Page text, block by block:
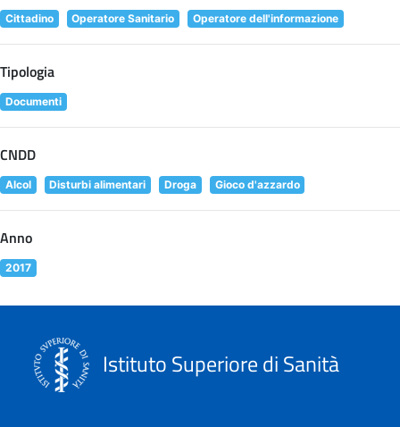
Cittadino Operatore Sanitario Operatore dell'informazione
Tipologia
Documenti
CNDD
Alcol Disturbi alimentari Droga Gioco d'azzardo
Anno
2017
Istituto Superiore di Sanità